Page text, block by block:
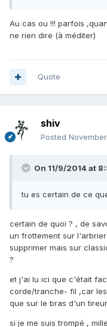
Au cas ou !!! parfois
ne rien dire (à méditer)
Quote
shiv
Posted
On 11/9/2014 at
tu es certain de ce
certain de quoi ? , de
un frottement sur
supprimer mais sur
?
et j'ai lu ici que c'était
corde/tranche- fil ,car
que sur le bras d'un
si je me suis trompé ,